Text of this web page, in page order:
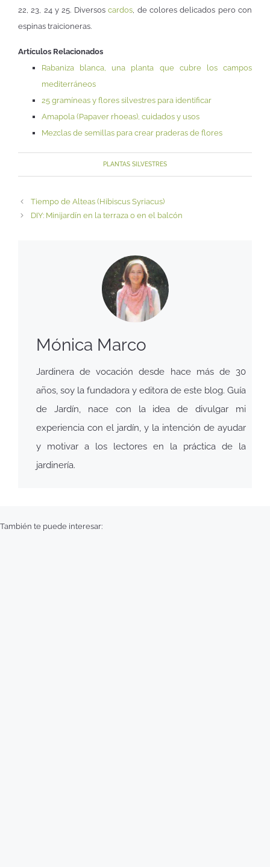
22, 23, 24 y 25. Diversoscardos, de colores delicados pero con
espinas traicioneras.
Artículos Relacionados
Rabaniza blanca, una planta que cubre los campos
mediterráneos
25 gramíneas y flores silvestres para identificar
Amapola (Papaver rhoeas), cuidados y usos
Mezclas de semillas para crear praderas de flores
PLANTAS SILVESTRES
Tiempo de Alteas (Hibiscus Syriacus)
DIY: Minijardín en la terraza o en el balcón
Mónica Marco
Jardinera de vocación desde hace más de 30
años, soy la fundadora y editora de este blog. Guía
de Jardín, nace con la idea de divulgar mi
experiencia con el jardín, y la intención de ayudar
y motivar a los lectores en la práctica de la
jardinería.
También te puede interesar: